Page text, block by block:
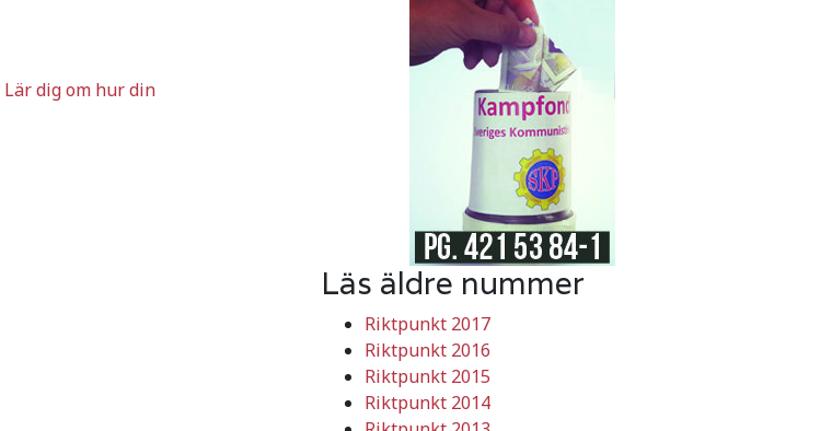
Lär dig om hur din
Läs äldre nummer
Riktpunkt 2017
Riktpunkt 2016
Riktpunkt 2015
Riktpunkt 2014